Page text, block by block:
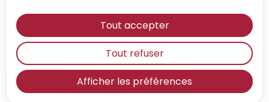
Afficher les préférences
Tout accepter
Tout refuser
de novembre à mars.